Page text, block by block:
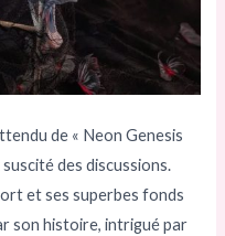
de « Neon Genesis
des discussions.
et ses superbes fonds
son histoire, intrigué par